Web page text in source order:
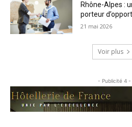
Rhône-Alpes :
porteur
21 mai 2026
Voir plus
- Publicité 4 -